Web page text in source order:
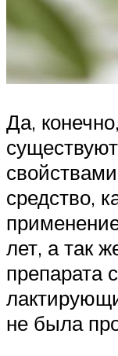
Да,
средство,
лет, а так
препарата
не была